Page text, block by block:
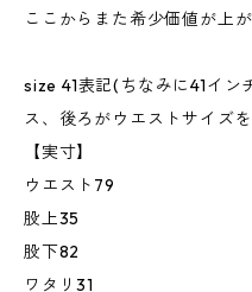
ここからまた希少価値が上
size 41表記(ちなみに41イ
ス、後ろがウエストサイズ
【実寸】
ウエスト79
股上35
股下82
ワタリ31